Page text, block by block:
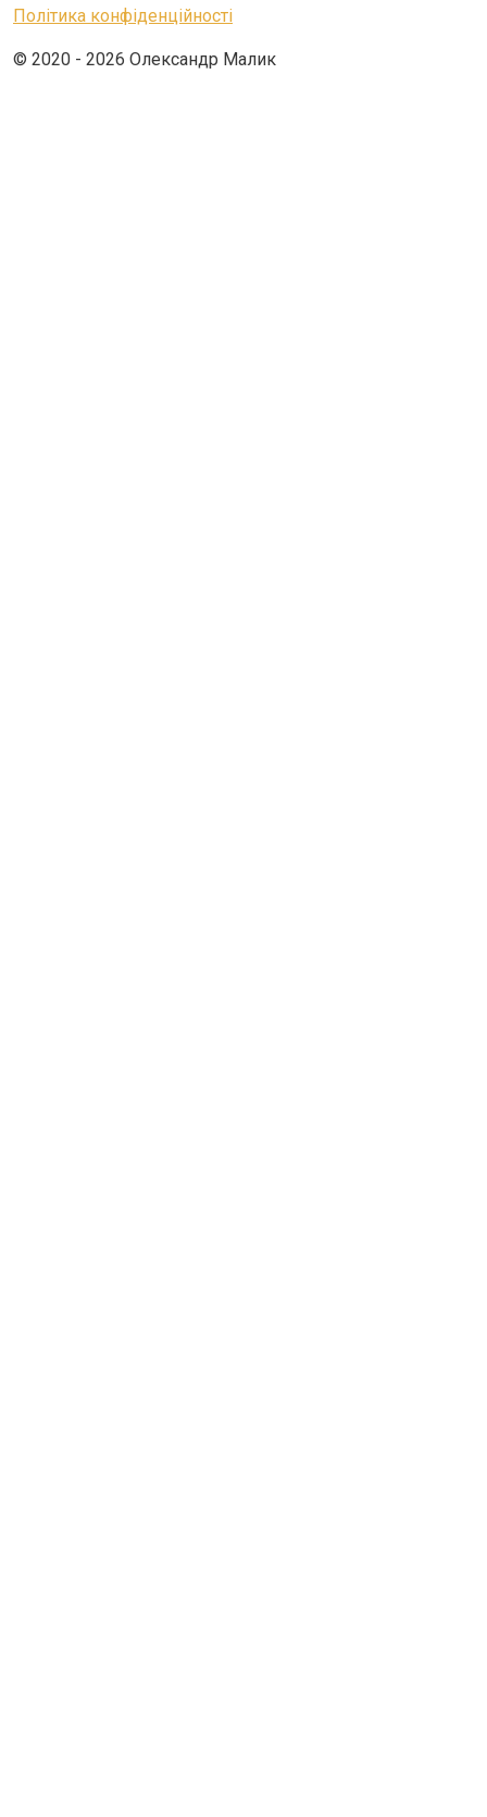
Політика конфіденційності
© 2020 - 2026 Олександр Малик